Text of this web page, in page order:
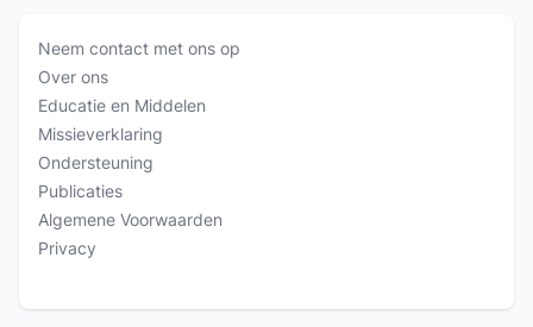
Neem contact met ons op
Over ons
Educatie en Middelen
Missieverklaring
Ondersteuning
Publicaties
Algemene Voorwaarden
Privacy